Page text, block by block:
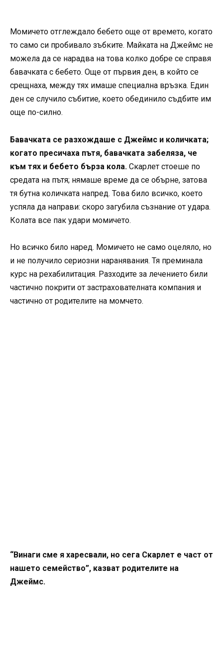
Момичето отглеждало бебето още от времето, когато
то само си пробивало зъбките. Майката на Джеймс не
можела да се нарадва на това колко добре се справя
бавачката с бебето. Още от първия ден, в който се
срещнаха, между тях имаше специална връзка. Един
ден се случило събитие, което обединило съдбите им
още по-силно.
Бавачката се разхождаше с Джеймс и количката;
когато пресичаха пътя, бавачката забеляза, че
към тях и бебето бърза кола. Скарлет стоеше по
средата на пътя; нямаше време да се обърне, затова
тя бутна количката напред. Това било всичко, което
успяла да направи: скоро загубила съзнание от удара.
Колата все пак удари момичето.
Но всичко било наред. Момичето не само оцеляло, но
и не получило сериозни наранявания. Тя преминала
курс на рехабилитация. Разходите за лечението били
частично покрити от застрахователната компания и
частично от родителите на момчето.
“Винаги сме я харесвали, но сега Скарлет е част от
нашето семейство”, казват родителите на
Джеймс.